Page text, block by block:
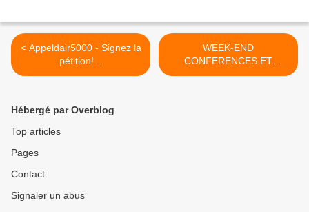
< Appeldair5000 - Signez la
pétition!...
WEEK-END
CONFERENCES ET
ATELIERS BIENVEILLANCE
Hébergé par Overblog
Top articles
Pages
Contact
Signaler un abus